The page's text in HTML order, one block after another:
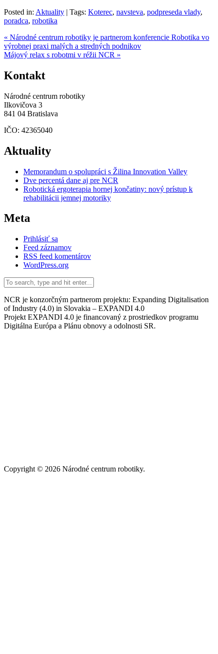
Posted in: Aktuality | Tags: Koterec, navsteva, podpreseda vlady,
poradca, robotika
« Národné centrum robotiky je partnerom konferencie Robotika vo
výrobnej praxi malých a stredných podnikov
Májový relax s robotmi v réžii NCR »
Kontakt
Národné centrum robotiky
Ilkovičova 3
841 04 Bratislava
IČO: 42365040
Aktuality
Memorandum o spolupráci s Žilina Innovation Valley
Dve percentá dane aj pre NCR
Robotická ergoterapia hornej končatiny: nový prístup k
rehabilitácii jemnej motoriky
Meta
Prihlásiť sa
Feed záznamov
RSS feed komentárov
WordPress.org
NCR je konzorčným partnerom projektu: Expanding Digitalisation
of Industry (4.0) in Slovakia – EXPANDI 4.0
Projekt EXPANDI 4.0 je financovaný z prostriedkov programu
Digitálna Európa a Plánu obnovy a odolnosti SR.
Copyright © 2026 Národné centrum robotiky.